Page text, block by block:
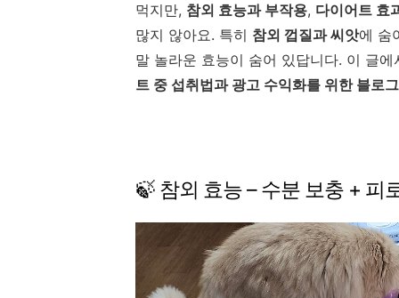
먹지만, 참외 효능과 부작용, 다이어트 효
많지 않아요. 특히 참외 껍질과씨앗에 숨
말 놀라운 효능이 숨어 있답니다. 이 글
트 중 섭취법과 광고 수익화를 위한 블로
🍃 참외 효능 –수분 보충 + 피